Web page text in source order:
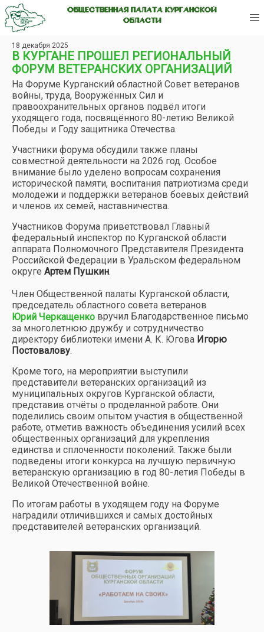
ОБЩЕСТВЕННАЯ ПАЛАТА КУРГАНСКОЙ
ОБЛАСТИ
18 декабря 2025
В КУРГАНЕ ПРОШЕЛ РЕГИОНАЛЬНЫЙ
ФОРУМ ВЕТЕРАНСКИХ ОРГАНИЗАЦИЙ
На Форуме Курганский областной Совет ветеранов
войны, труда, Вооружённых Сил и
правоохранительных органов подвёл итоги
уходящего года, посвящённого 80-летию Великой
Победы и Году защитника Отечества.
Участники форума обсудили также планы
совместной деятельности на 2026 год. Особое
внимание было уделено вопросам сохранения
исторической памяти, воспитания патриотизма среди
молодежи и поддержки ветеранов боевых действий
и членов их семей, наставничества.
Участников Форума приветствовал Главный
федеральный инспектор по Курганской области
аппарата Полномочного Представителя Президента
Российской Федерации в Уральском федеральном
округе Артем Пушкин.
Член Общественной палаты Курганской области,
председатель областного совета ветеранов
Юрий Черкащенко вручил Благодарственное письмо
за многолетнюю дружбу и сотрудничество
директору библиотеки имени А. К. Югова Игорю
Постовалову.
Кроме того, на мероприятии выступили
представители ветеранских организаций из
муниципальных округов Курганской области,
представив отчёты о проделанной работе. Они
поделились своим опытом участия в общественной
работе, отметив важность объединения усилий всех
общественных организаций для укрепления
единства и сплоченности поколений. Также были
подведены итоги конкурса на лучшую первичную
ветеранскую организацию в год 80-летия Победы в
Великой Отечественной войне.
По итогам работы в уходящем году на Форуме
наградили отличившихся и самых достойных
представителей ветеранских организаций.